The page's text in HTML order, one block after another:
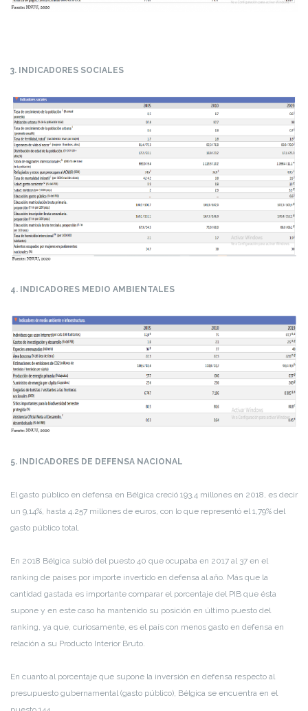
3. INDICADORES SOCIALES
4. INDICADORES MEDIO AMBIENTALES
5. INDICADORES DE DEFENSA NACIONAL
El gasto público en defensa en Bélgica creció 193,4 millones en 2018, es decir
un 9,14%, hasta 4.257 millones de euros, con lo que representó el 1,79% del
gasto público total.
En 2018 Bélgica subió del puesto 40 que ocupaba en 2017 al 37 en el
ranking de países por importe invertido en defensa al año. Más que la
cantidad gastada es importante comparar el porcentaje del PIB que ésta
supone y en este caso ha mantenido su posición en último puesto del
ranking, ya que, curiosamente, es el país con menos gasto en defensa en
relación a su Producto Interior Bruto.
En cuanto al porcentaje que supone la inversión en defensa respecto al
presupuesto gubernamental (gasto público), Bélgica se encuentra en el